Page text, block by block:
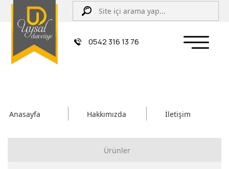
Ürünler
Anasayfa Hakkımızda İletişim
0542 316 13 76